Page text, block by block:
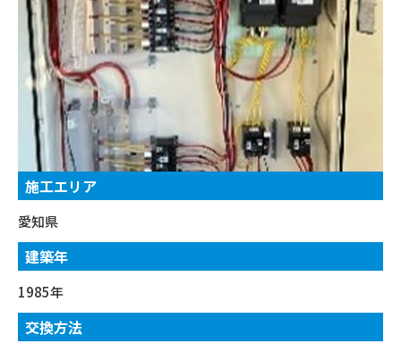
施工エリア
愛知県
建築年
1985年
交換方法